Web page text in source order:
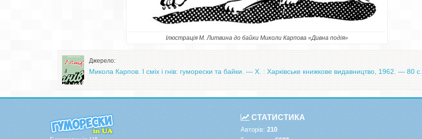
Ілюстрація М. Литвина до байки Миколи Карпова «Дивна подія»
Джерело:
Микола Карпов. І сміх і гнів: гуморески та байки. — Х. : Харківське книжкове видавництво, 1962. — 80 с.
СТАТИСТИКА
Авторів: 210